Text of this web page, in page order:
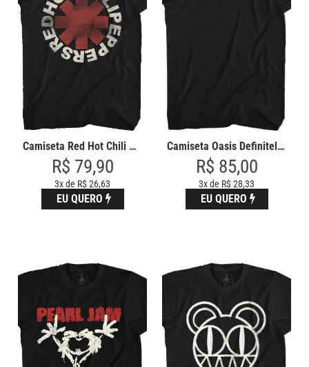
Camiseta Red Hot Chili Peppers
R$ 79,90
3x de R$ 26,63
EU QUERO
Camiseta Oasis Definitely Maybe
R$ 85,00
3x de R$ 28,33
EU QUERO